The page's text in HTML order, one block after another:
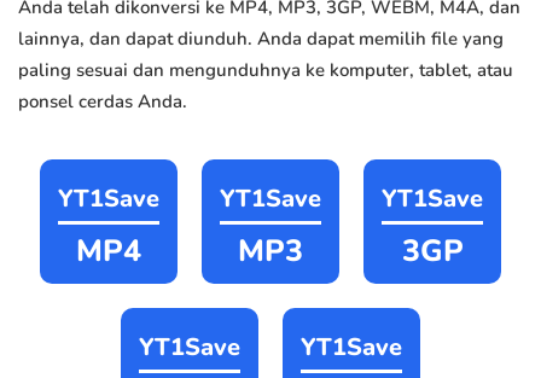
Anda telah dikonversi ke MP4, MP3, 3GP, WEBM, M4A, dan
lainnya, dan dapat diunduh. Anda dapat memilih file yang
paling sesuai dan mengunduhnya ke komputer, tablet, atau
ponsel cerdas Anda.
YT1Save
MP4
YT1Save
MP3
YT1Save
3GP
YT1Save YT1Save